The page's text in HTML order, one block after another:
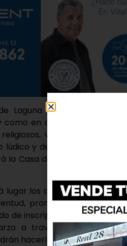
Laguna ya tiene
como en años anteriores,
volverá a acoger
lúdico y de entretenimiento
la Casa de las Artes en un
lugar los días 30 y 31 de
promotora de la
de inscripción para
a través de la web del
hacerlo a partir del día 18